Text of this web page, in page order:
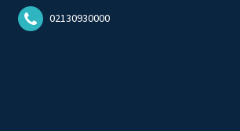
02130930000